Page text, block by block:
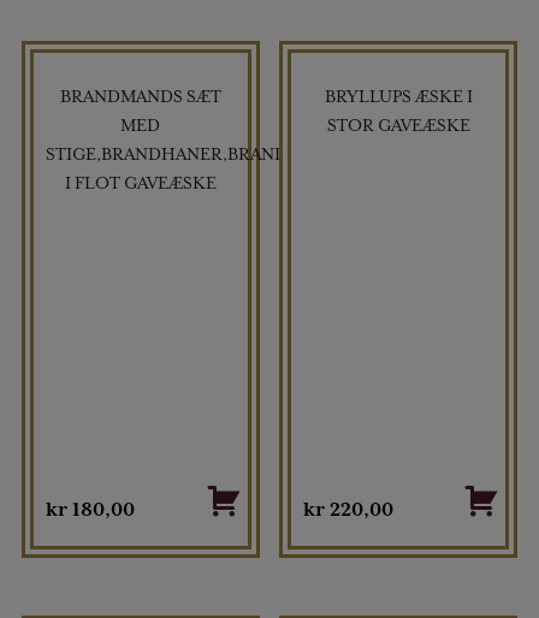
BRANDMANDS SÆT
MED
STIGE,BRANDHANER,BRANDBIL,HJELM
I FLOT GAVEÆSKE
kr180,00
BRYLLUPS ÆSKE I
STOR GAVEÆSKE
kr 220,00